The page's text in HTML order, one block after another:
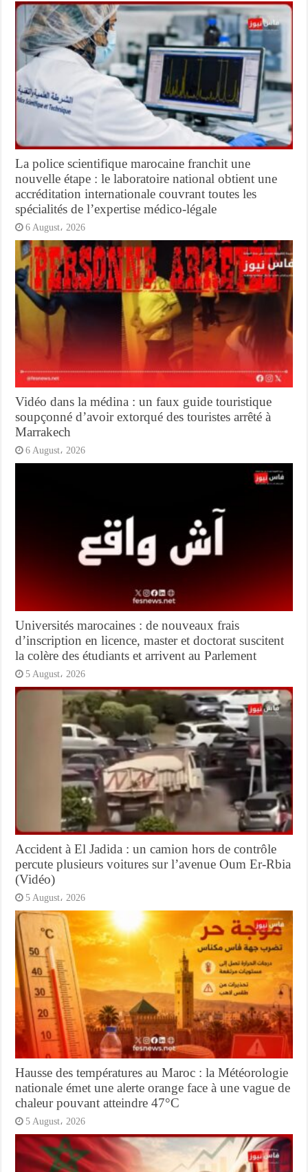
La police scientifique marocaine franchit une
nouvelle étape : le laboratoire national obtient une
accréditation internationale couvrant toutes les
spécialités de l’expertise médico-légale
6 August، 2026
Vidéo dans la médina : un faux guide touristique
soupçonné d’avoir extorqué des touristes arrêté à
Marrakech
6 August، 2026
Universités marocaines : de nouveaux frais
d’inscription en licence, master et doctorat suscitent
la colère des étudiants et arrivent au Parlement
5 August، 2026
Accident à El Jadida : un camion hors de contrôle
percute plusieurs voitures sur l’avenue Oum Er-Rbia
(Vidéo)
5 August، 2026
Hausse des températures au Maroc : la Météorologie
nationale émet une alerte orange face à une vague de
chaleur pouvant atteindre 47°C
5 August، 2026